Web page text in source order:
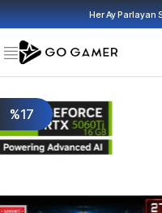
Her Ay Parlayan
%17